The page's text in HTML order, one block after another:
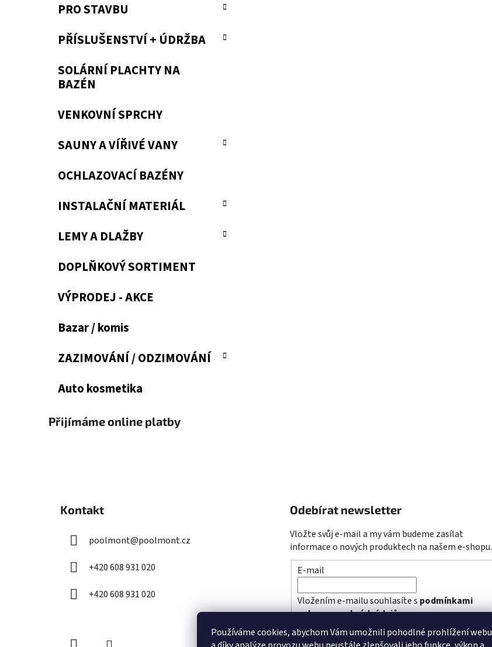
Používáme cookies, abychom Vám umožnili pohodlné prohlížení webu
PRO STAVBU
PŘÍSLUŠENSTVÍ + ÚDRŽBA
SOLÁRNÍ PLACHTY NA
BAZÉN
VENKOVNÍ SPRCHY
SAUNY A VÍŘIVÉ VANY
OCHLAZOVACÍ BAZÉNY
INSTALAČNÍ MATERIÁL
LEMY A DLAŽBY
DOPLŇKOVÝ SORTIMENT
VÝPRODEJ - AKCE
Bazar / komis
ZAZIMOVÁNÍ / ODZIMOVÁNÍ
Auto kosmetika
Přijímáme online platby
Kontakt
poolmont@poolmont.cz
+420 608 931 020
+420 608 931 020
Odebírat newsletter
Vložte svůj e-mail a my vám budeme zasílat
informace o nových produktech na našem e-shopu.
E-mail
Vložením e-mailu souhlasíte s podmínkami
ochrany osobních údajů
PŘIHLÁSIT SE